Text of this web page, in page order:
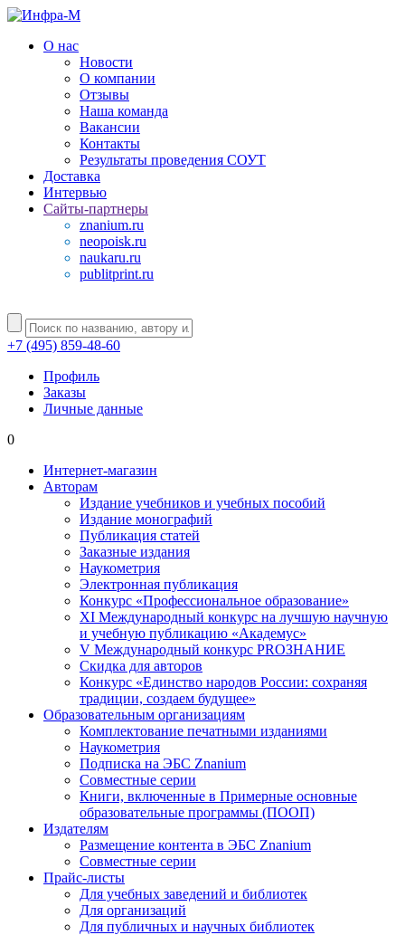
О нас
Новости
О компании
Отзывы
Наша команда
Вакансии
Контакты
Результаты проведения СОУТ
Доставка
Интервью
Сайты-партнеры
znanium.ru
neopoisk.ru
naukaru.ru
publitprint.ru
+7 (495) 859-48-60
Профиль
Заказы
Личные данные
0
Интернет-магазин
Авторам
Издание учебников и учебных пособий
Издание монографий
Публикация статей
Заказные издания
Наукометрия
Электронная публикация
Конкурс «Профессиональное образование»
XI Международный конкурс на лучшую научную
и учебную публикацию «Академус»
V Международный конкурс PROЗНАНИЕ
Скидка для авторов
Конкурс «Единство народов России: сохраняя
традиции, создаем будущее»
Образовательным организациям
Комплектование печатными изданиями
Наукометрия
Подписка на ЭБС Znanium
Совместные серии
Книги, включенные в Примерные основные
образовательные программы (ПООП)
Издателям
Размещение контента в ЭБС Znanium
Совместные серии
Прайс-листы
Для учебных заведений и библиотек
Для организаций
Для публичных и научных библиотек